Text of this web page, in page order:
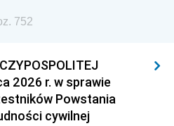
752
2026 r. w sprawie
Powstania
cywilnej